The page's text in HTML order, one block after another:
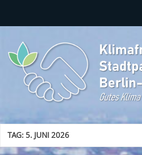
Gutes Klima durch Miteinander in
TAG: 5. JUNI 2026